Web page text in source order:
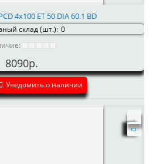
4x100 ET 50 DIA 60.1 BD
склад (шт.): 0
8090р.
Уведомить о наличии